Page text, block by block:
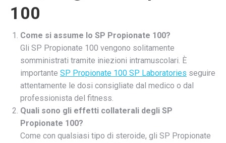
100
Come si assume lo SP Propionate 100?
Gli SP Propionate 100 vengono solitamente
somministrati tramite iniezioni intramuscolari. È
importante SP Propionate 100 SP Laboratories seguire
attentamente le dosi consigliate dal medico o dal
professionista del fitness.
Quali sono gli effetti collaterali degli SP
Propionate 100?
Come con qualsiasi tipo di steroide, gli SP Propionate